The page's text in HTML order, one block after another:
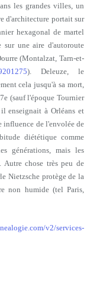
les grandes villes, un
d'architecture portait sur
hexagonal de martel
une aire d'autoroute
(Montalzat, Tarn-et-
). Deleuze, le
cela jusqu'à sa mort,
(sauf l'époque Tournier
enseignait à Orléans et
influence de l'envolée de
diététique comme
générations, mais les
Autre chose très peu de
Nietzsche protège de la
non humide (tel Paris,
v2/services-